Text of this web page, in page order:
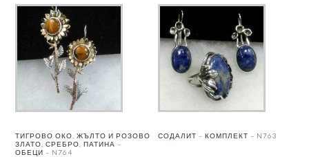
ТИГРОВО ОКО, ЖЪЛТО И РОЗОВО
ЗЛАТО, СРЕБРО, ПАТИНА –
ОБЕЦИ – N764
СОДАЛИТ – КОМПЛЕКТ – N763